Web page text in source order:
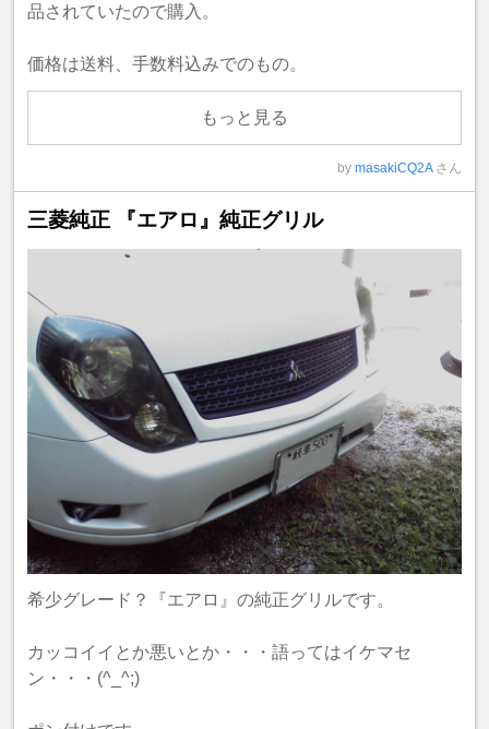
品されていたので購入。
価格は送料、手数料込みでのもの。
もっと見る
by masakiCQ2A さん
三菱純正 『エアロ』純正グリル
希少グレード？『エアロ』の純正グリルです。
カッコイイとか悪いとか・・・語ってはイケマセ
ン・・・(^_^;)